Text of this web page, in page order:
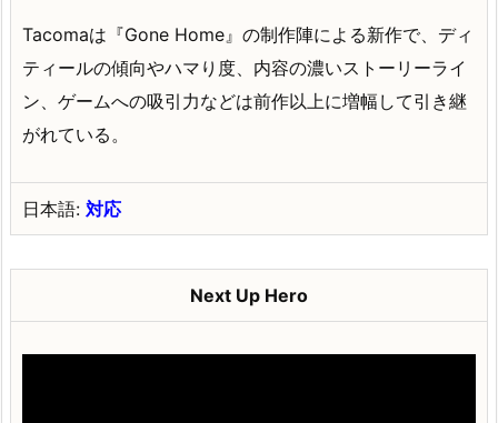
Tacomaは『Gone Home』の制作陣による新作で、ディ
ティールの傾向やハマり度、内容の濃いストーリーライ
ン、ゲームへの吸引力などは前作以上に増幅して引き継
がれている。
日本語: 対応
Next Up Hero